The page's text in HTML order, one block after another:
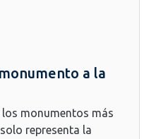
a la
monumentos más
representa la